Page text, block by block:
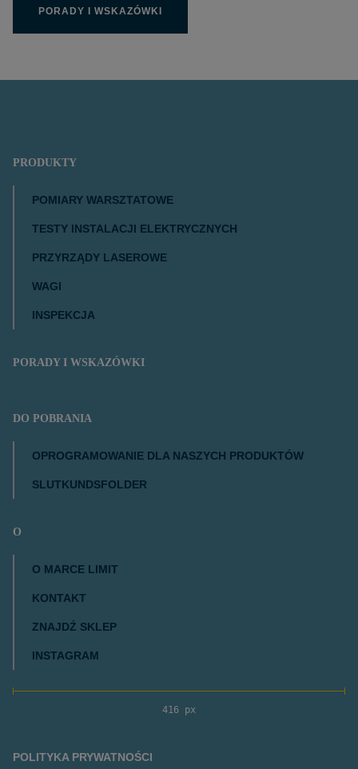
PORADY I WSKAZÓWKI
PRODUKTY
POMIARY WARSZTATOWE
TESTY INSTALACJI ELEKTRYCZNYCH
PRZYRZĄDY LASEROWE
WAGI
INSPEKCJA
PORADY I WSKAZÓWKI
DO POBRANIA
OPROGRAMOWANIE DLA NASZYCH PRODUKTÓW
SLUTKUNDSFOLDER
O
O MARCE LIMIT
KONTAKT
ZNAJDŹ SKLEP
INSTAGRAM
416 px
POLITYKA PRYWATNOŚCI